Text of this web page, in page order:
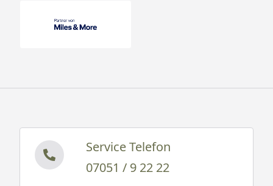
Service Telefon
07051 / 9 22 22